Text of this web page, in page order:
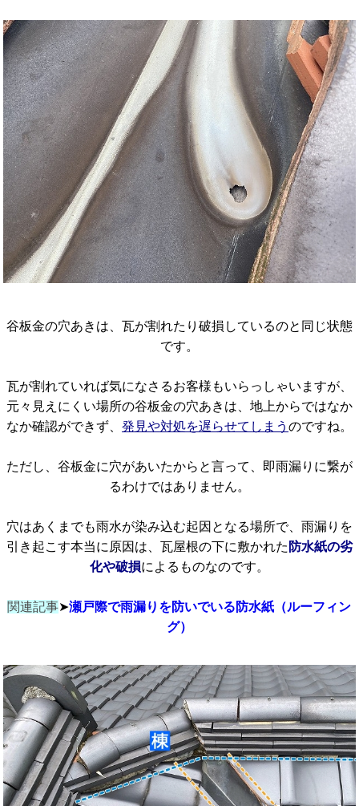
谷板金の穴あきは、瓦が割れたり破損しているのと同じ状態
です。
瓦が割れていれば気になさるお客様もいらっしゃいますが、
元々見えにくい場所の谷板金の穴あきは、地上からではなか
なか確認ができず、 発見や対処を遅らせてしまう のですね。
ただし、谷板金に穴があいたからと言って、即雨漏りに繋が
るわけではありません。
穴はあくまでも雨水が染み込む起因となる場所で、雨漏りを
引き起こす本当に原因は、瓦屋根の下に敷かれた 防水紙の劣
化や破損によるものなのです。
関連記事➤瀬戸際で雨漏りを防いでいる防水紙（ルーフィン
グ）